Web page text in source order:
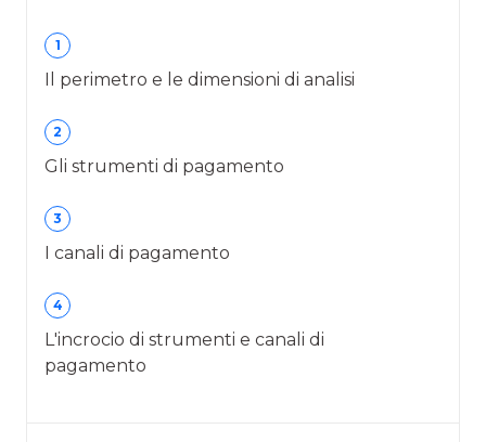
1
Il perimetro e le dimensioni di analisi
2
Gli strumenti di pagamento
3
I canali di pagamento
4
L'incrocio di strumenti e canali di
pagamento